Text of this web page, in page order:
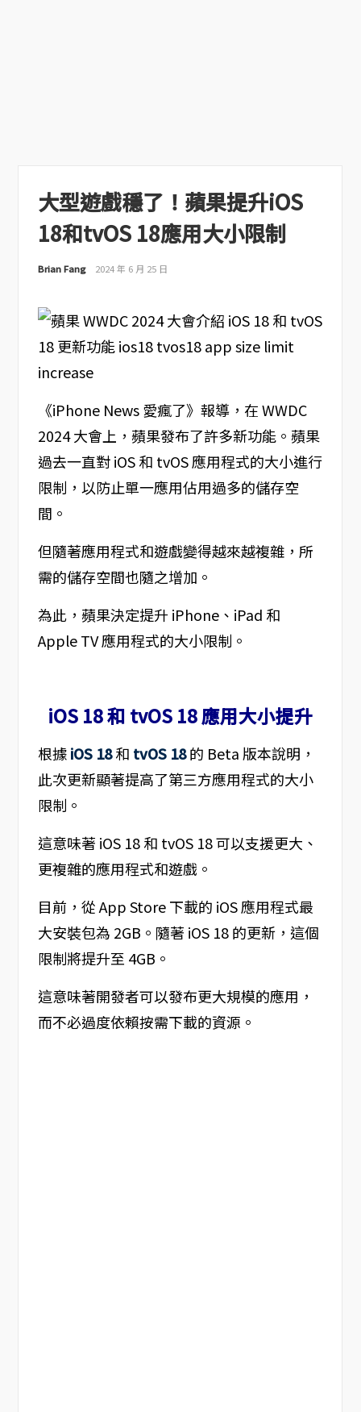
大型遊戲穩了！蘋果提升iOS
18和tvOS 18應用大小限制
Brian Fang 2024 年 6 月 25 日
《iPhone News 愛瘋了》報導，在 WWDC
2024 大會上，蘋果發布了許多新功能。蘋果
過去一直對 iOS 和 tvOS 應用程式的大小進行
限制，以防止單一應用佔用過多的儲存空
間。
但隨著應用程式和遊戲變得越來越複雜，所
需的儲存空間也隨之增加。
為此，蘋果決定提升 iPhone、iPad 和
Apple TV 應用程式的大小限制。
iOS 18 和 tvOS 18 應用大小提升
根據iOS 18和 tvOS 18的 Beta 版本說明，
此次更新顯著提高了第三方應用程式的大小
限制。
這意味著 iOS 18 和 tvOS 18 可以支援更大、
更複雜的應用程式和遊戲。
目前，從 App Store 下載的 iOS 應用程式最
大安裝包為 2GB。隨著 iOS 18 的更新，這個
限制將提升至 4GB。
這意味著開發者可以發布更大規模的應用，
而不必過度依賴按需下載的資源。